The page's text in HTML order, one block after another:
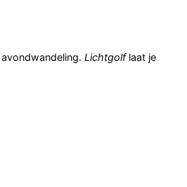
Lichtgolflaat je